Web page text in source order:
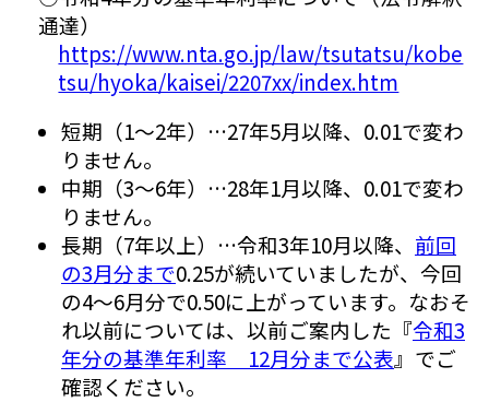
通達）
https://www.nta.go.jp/law/tsutatsu/kobe
tsu/hyoka/kaisei/2207xx/index.htm
短期（1～2年）…27年5月以降、0.01で変わ
りません。
中期（3～6年）…28年1月以降、0.01で変わ
りません。
長期（7年以上）…令和3年10月以降、 前回
の3月分まで0.25が続いていましたが、今回
の4～6月分で0.50に上がっています。なおそ
れ以前については、以前ご案内した『令和3
年分の基準年利率 12月分まで公表』でご
確認ください。